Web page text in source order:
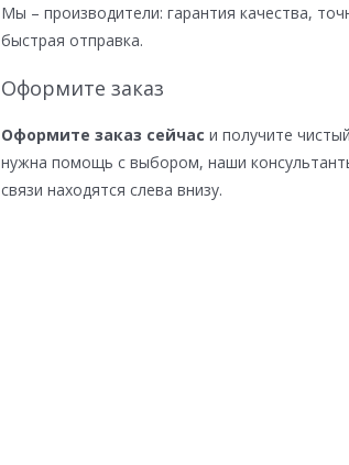
Мы – производители: гарантия качества,
быстрая отправка.
Оформите заказ
Оформите заказ сейчас и получите
нужна помощь с выбором, наши
связи находятся слева внизу.